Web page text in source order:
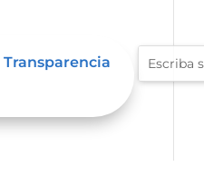
Transparencia